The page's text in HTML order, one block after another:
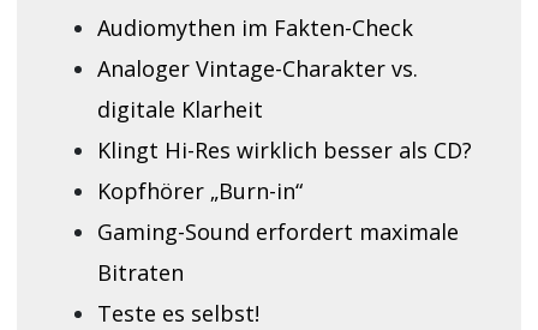
Audiomythen im Fakten-Check
Analoger Vintage-Charakter vs.
digitale Klarheit
Klingt Hi-Res wirklich besser als CD?
Kopfhörer „Burn-in“
Gaming-Sound erfordert maximale
Bitraten
Teste es selbst!